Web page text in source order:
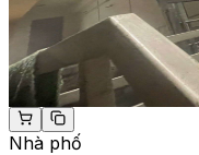
Nhà phố